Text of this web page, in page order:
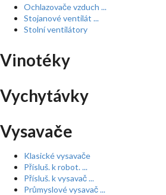
Ochlazovače vzduch ...
Stojanové ventilát ...
Stolní ventilátory
Vinotéky
Vychytávky
Vysavače
Klasické vysavače
Přísluš. k robot. ...
Přísluš. k vysavač ...
Průmyslové vysavač ...